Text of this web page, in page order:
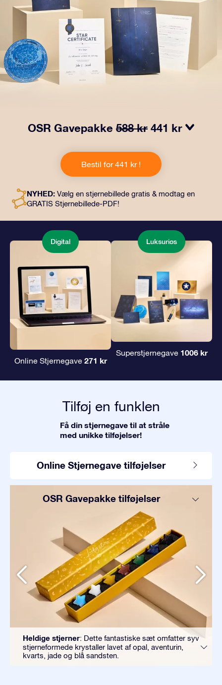
OSR Gavepakke 588 kr 441 kr
Denne gave inkluderer en smuk kuvert og personlige
dokumenter, der sendes til en adresse efter dit eget
valg, samt digitale dokumenter og gratis brug af vores
venner og familie.
Bestil for 441 kr !
NYHED: Vælg en stjernebillede gratis & modtag en
GRATIS Stjernebillede-PDF!
Digital
Online Stjernegave 271 kr
Luksuriøs
Superstjernegave 1006 kr
Tilføj en funklen
Få din stjernegave til at stråle
med unikke tilføjelser!
Online Stjernegave tilføjelser
OSR Gavepakke tilføjelser
Heldige stjerner: Dette fantastiske sæt omfatter syv
stjerneformede krystaller lavet af opal, aventurin,
kvarts, jade og blå sandsten.